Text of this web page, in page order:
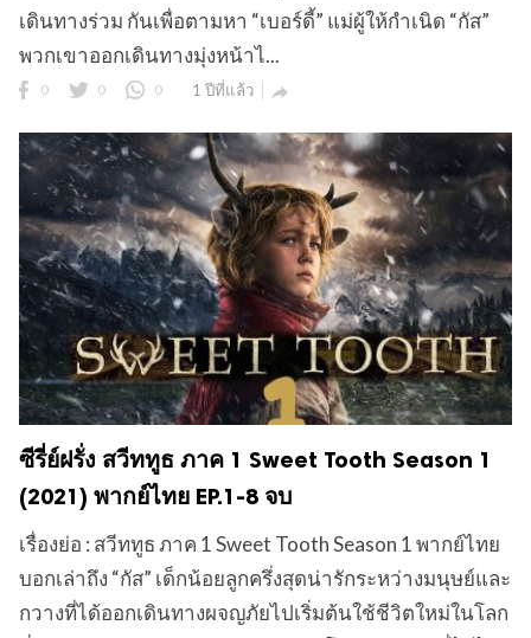
เดินทางร่วม กันเพื่อตามหา “เบอร์ดี้” แม่ผู้ให้กำเนิด “กัส”
พวกเขาออกเดินทางมุ่งหน้าไ...
0 0 0 1 ปีที่แล้ว 
ซีรี่ย์ฝรั่ง สวีททูธ ภาค 1 Sweet Tooth Season 1
(2021) พากย์ไทย EP.1-8 จบ
เรื่องย่อ : สวีททูธ ภาค 1 Sweet Tooth Season 1 พากย์ไทย
บอกเล่าถึง “กัส” เด็กน้อยลูกครึ่งสุดน่ารักระหว่างมนุษย์และ
กวางที่ได้ออกเดินทางผจญภัยไปเริ่มต้นใช้ชีวิตใหม่ในโลก